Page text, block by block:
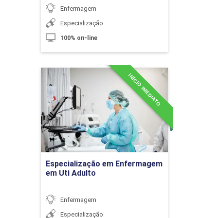
Psicodinâmica
Comunicação Terapêutica e
Relacionamento Terapêutico
Enfermagem
Especialização
100% on-line
Especialização em Enfermagem
em Uti Adulto
INÍCIO IMEDIATO
Enfermagem
Especialização
Especialização em
Enfermagem em Uti Adulto
Detalhes do curso
Ir para Inscrição